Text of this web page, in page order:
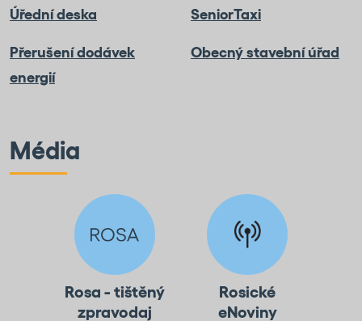
Úřední deska SeniorTaxi
Přerušení dodávek
energií
Obecný stavební úřad
Média
Rosa - tištěný
zpravodaj
Rosické
eNoviny